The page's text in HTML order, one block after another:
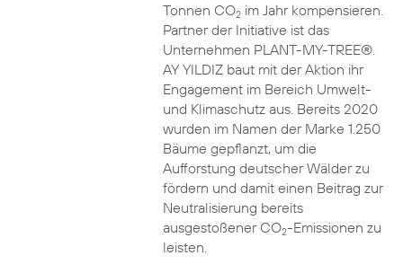
Tonnen CO2im Jahr kompensieren.
Partner der Initiative ist das
Unternehmen PLANT-MY-TREE®.
AY YILDIZ baut mit der Aktion ihr
Engagement im Bereich Umwelt-
und Klimaschutz aus. Bereits 2020
wurden im Namen der Marke 1.250
Bäume gepflanzt, um die
Aufforstung deutscher Wälder zu
fördern und damit einen Beitrag zur
Neutralisierung bereits
ausgestoßener CO2-Emissionen zu
leisten.